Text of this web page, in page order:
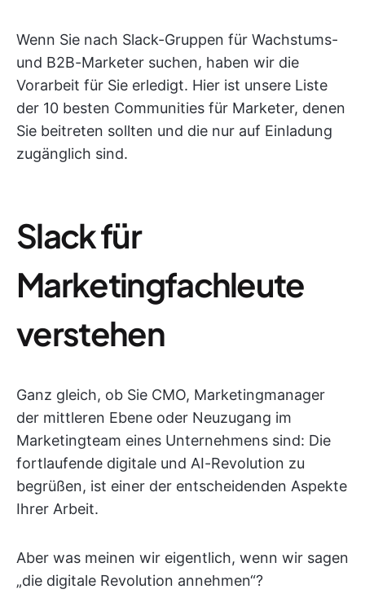
Wenn Sie nach Slack-Gruppen für Wachstums-
und B2B-Marketer suchen, haben wir die
Vorarbeit für Sie erledigt. Hier ist unsere Liste
der 10 besten Communities für Marketer, denen
Sie beitreten sollten und die nur auf Einladung
zugänglich sind.
Slack für
Marketingfachleute
verstehen
Ganz gleich, ob Sie CMO, Marketingmanager
der mittleren Ebene oder Neuzugang im
Marketingteam eines Unternehmens sind: Die
fortlaufende digitale und AI-Revolution zu
begrüßen, ist einer der entscheidenden Aspekte
Ihrer Arbeit.
Aber was meinen wir eigentlich, wenn wir sagen
„die digitale Revolution annehmen“?